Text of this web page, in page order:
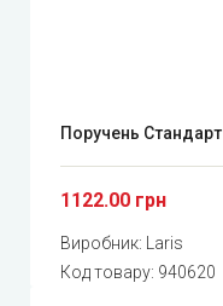
Поручень Стандарт
1122.00 грн
Виробник:
Laris
Код товару: 940620